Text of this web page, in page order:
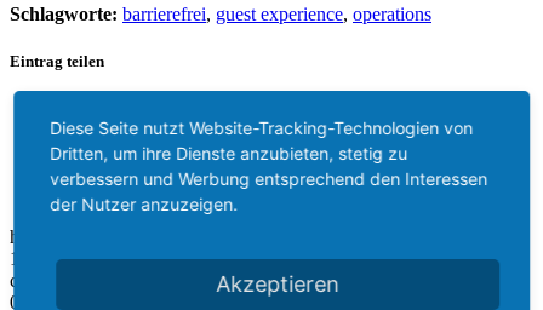
Schlagworte: barrierefrei, guest experience, operations
Eintrag teilen
Teilen auf Twitter
Teilen auf WhatsApp
Teilen auf LinkedIn
Per E-Mail teilen
https://howtofreizeitpark.de/wp-content/uploads/2024/05/114.jpg
1400
1400 StefanBurian https://howtofreizeitpark.de/wp-
content/uploads/2021/12/Logo-Blank.png StefanBurian
09:30:00
#114 – 1 Jahr Kinderwagen 1 Fazit
Diese Seite nutzt Website-Tracking-Technologien von
Dritten, um ihre Dienste anzubieten, stetig zu
verbessern und Werbung entsprechend den Interessen
der Nutzer anzuzeigen.
Akzeptieren